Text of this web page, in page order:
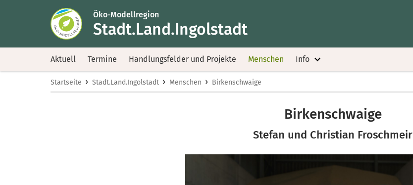
Öko-Modellregion
Stadt.Land.Ingolstadt
Aktuell Termine Handlungsfelder und Projekte Menschen Info
Startseite › Stadt.Land.Ingolstadt › Menschen › Birkenschwaige
Birkenschwaige
Stefan und Christian Froschmeir